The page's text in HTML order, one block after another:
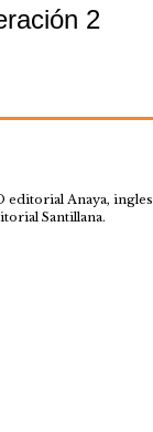
2
editorial Anaya, ingles
Santillana.